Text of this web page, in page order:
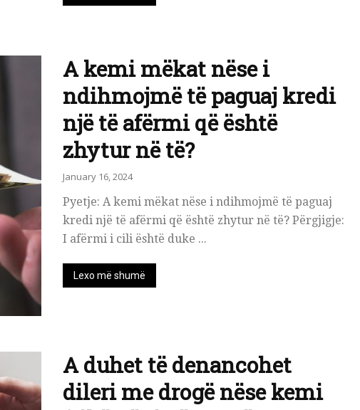
A kemi mëkat nëse i
ndihmojmë të paguaj kredi
një të afërmi që është
zhytur në të?
January 16, 2024
Pyetje: A kemi mëkat nëse i ndihmojmë të paguaj
kredi një të afërmi që është zhytur në të? Përgjigje:
I afërmi i cili është duke ...
Lexo më shumë
A duhet të denancohet
dileri me drogë nëse kemi